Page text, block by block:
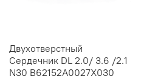
Двухотверстный
Сердечник DL 2.0/ 3.6 /2.1
N30 B62152A0027X030